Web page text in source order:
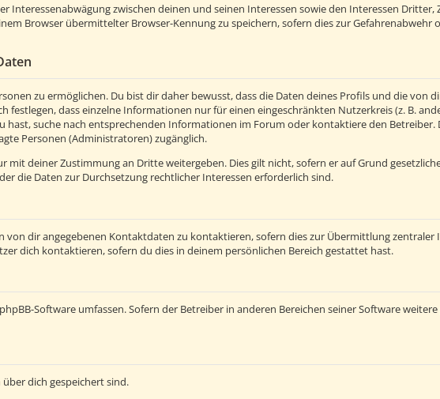
Interessenabwägung zwischen deinen und seinen Interessen sowie den Interessen
Browser übermittelter Browser-Kennung zu speichern, sofern dies zur Gefahrenabwehr
zu ermöglichen. Du bist dir daher bewusst, dass die Daten deines Profils und die von
festlegen, dass einzelne Informationen nur für einen eingeschränkten Nutzerkreis (z. B.
hast, suche nach entsprechenden Informationen im Forum oder kontaktiere den Betreiber.
Personen (Administratoren) zugänglich.
deiner Zustimmung an Dritte weitergeben. Dies gilt nicht, sofern er auf Grund
die Daten zur Durchsetzung rechtlicher Interessen erforderlich sind.
dir angegebenen Kontaktdaten zu kontaktieren, sofern dies zur Übermittlung
dich kontaktieren, sofern du dies in deinem persönlichen Bereich gestattet hast.
Software umfassen. Sofern der Betreiber in anderen Bereichen seiner Software
dich gespeichert sind.